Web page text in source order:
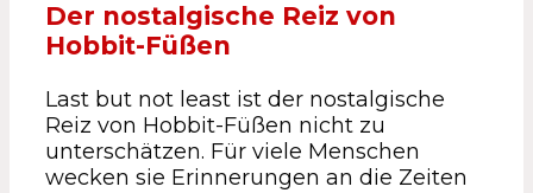
Der nostalgische Reiz von
Hobbit-Füßen
Last but not least ist der nostalgische
Reiz von Hobbit-Füßen nicht zu
unterschätzen. Für viele Menschen
wecken sie Erinnerungen an die Zeiten